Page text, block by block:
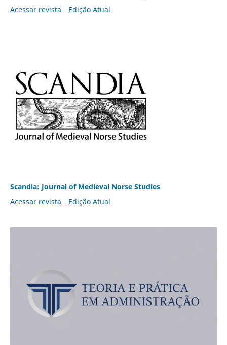
Acessar revista
Edição Atual
Scandia: Journal of Medieval Norse Studies
Acessar revista
Edição Atual